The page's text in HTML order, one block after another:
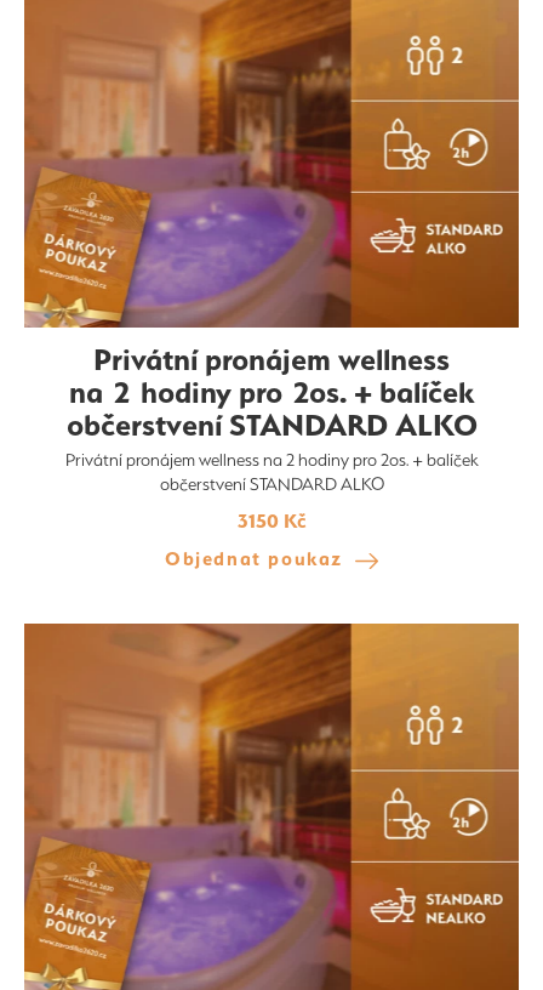
Privátní pronájem wellness
na 2 hodiny pro 2os. + balíček
občerstvení STANDARD ALKO
Privátní pronájem wellness na 2 hodiny pro 2os. + balíček
občerstvení STANDARD ALKO
3150 Kč
Objednat poukaz